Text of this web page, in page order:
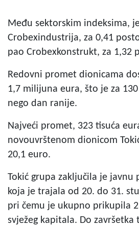
Među sektorskim indeksima,
Crobexindustrija, za 0,41
pao Crobexkonstrukt, za 1,32
Redovni promet dionicama
1,7 milijuna eura, što je za
nego dan ranije.
Najveći promet, 323 tisuća
novouvrštenom dionicom
20,1 euro.
Tokić grupa zaključila je javnu
koja je trajala od 20. do 31.
pri čemu je ukupno prikupila
svježeg kapitala. Do